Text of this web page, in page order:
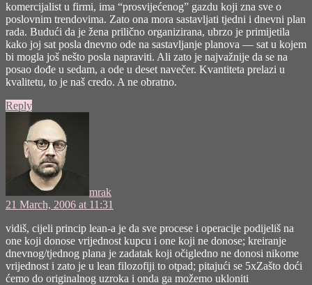
komercijalist u firmi, ima “prosvijećenog” gazdu koji zna sve o
poslovnim trendovima. Zato ona mora sastavljati tjedni i dnevni plan
rada. Budući da je žena prilično organizirana, ubrzo je primijetila
kako joj sat posla dnevno ode na sastavljanje planova — sat u kojem
bi mogla još nešto posla napraviti. Ali zato je najvažnije da se na
posao dođe u sedam, a ode u deset navečer. Kvantiteta prelazi u
kvalitetu, to je naš credo. A ne obratno.
Reply
mrak
21 March, 2006 at 11:31
vidiš, cijeli princip lean-a je da sve procese i operacije podijeliš na
one koji donose vrijednost kupcu i one koji ne donose; kreiranje
dnevnog/tjednog plana je zadatak koji očigledno ne donosi nikome
vrijednost i zato je u lean filozofiji to otpad; pitajući se 5xZašto doći
ćemo do originalnog uzroka i onda ga možemo ukloniti